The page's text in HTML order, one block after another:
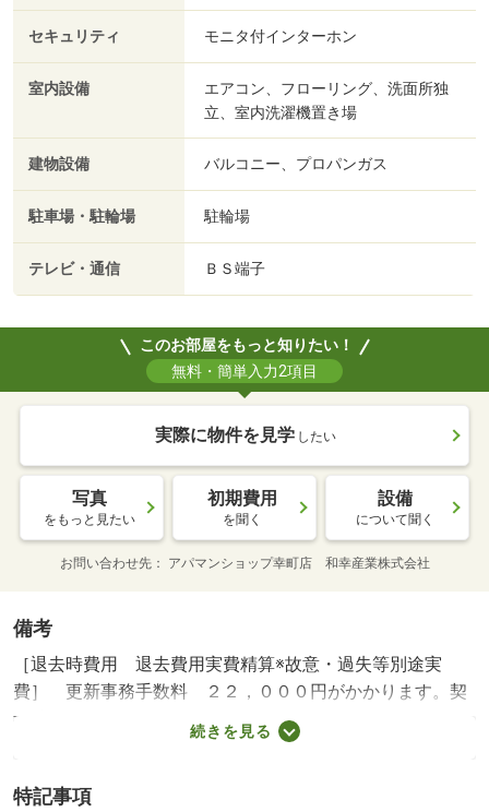
セキュリティ モニタ付インターホン
室内設備
エアコン、フローリング、洗面所独
立、室内洗濯機置き場
建物設備 バルコニー、プロパンガス
駐車場・駐輪場 駐輪場
テレビ・通信 ＢＳ端子
このお部屋をもっと知りたい！
無料・簡単入力2項目
実際に物件を見学 したい
写真
をもっと見たい
初期費用
を聞く
設備
について聞く
お問い合わせ先 アパマンショップ幸町店 和幸産業株式会社
備考
［退去時費用 退去費用実費精算※故意・過失等別途実
費］ 更新事務手数料 ２２，０００円がかかります。契
約時にクリーニング費６０，０００円、鍵セット費３，３
００円（税込）が必要となります。貸主インボイス登録あ
可/町会費 450円/クリーニング費 60000円/ｒｕｕｍサポー
続きを見る
特記事項